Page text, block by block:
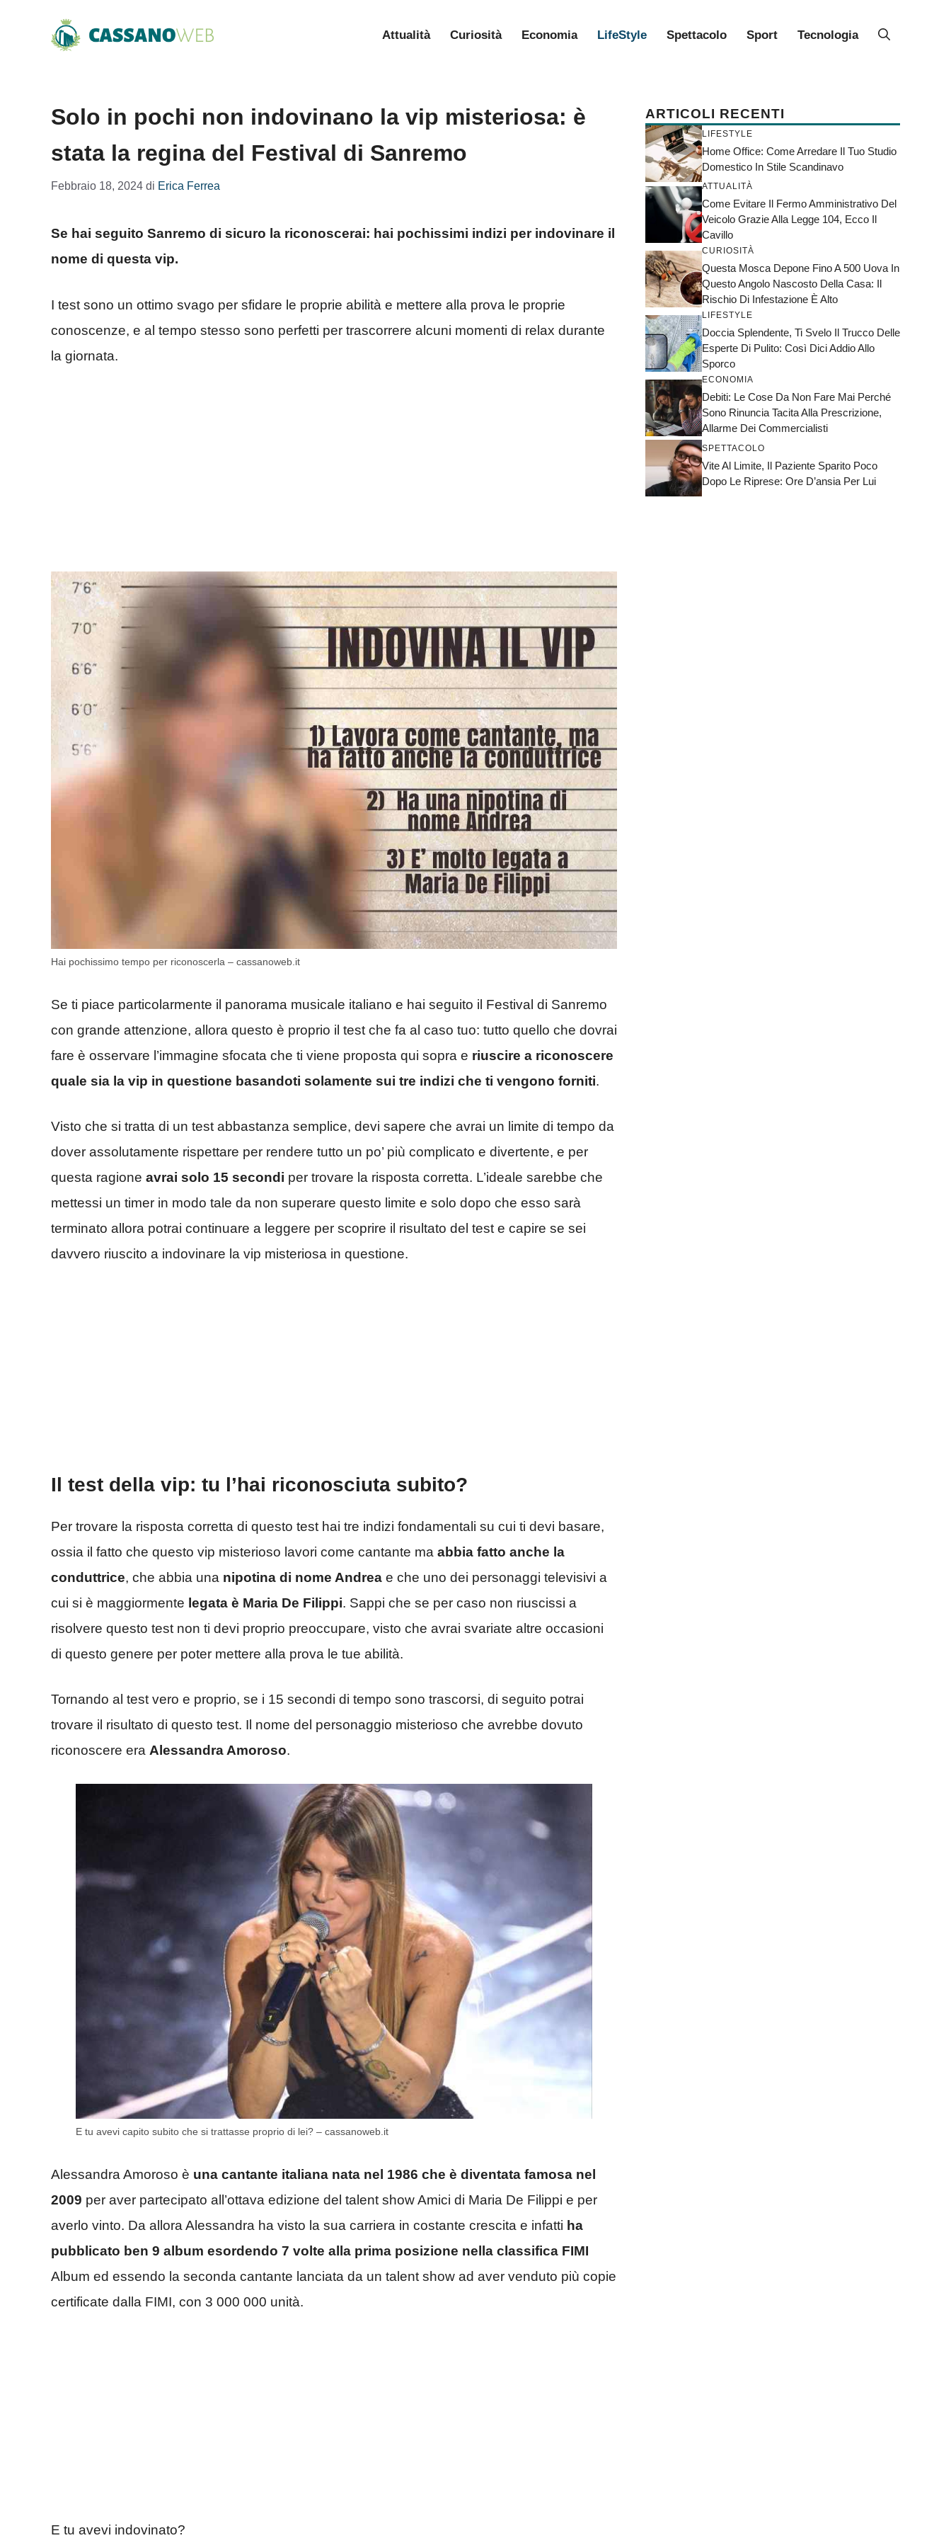
Attualità Curiosità Economia LifeStyle Spettacolo Sport Tecnologia
Solo in pochi non indovinano la vip misteriosa: è
stata la regina del Festival di Sanremo
Febbraio 18, 2024 di Erica Ferrea
Se hai seguito Sanremo di sicuro la riconoscerai: hai pochissimi indizi per indovinare il
nome di questa vip.
I test sono un ottimo svago per sfidare le proprie abilità e mettere alla prova le proprie
conoscenze, e al tempo stesso sono perfetti per trascorrere alcuni momenti di relax durante
la giornata.
Hai pochissimo tempo per riconoscerla – cassanoweb.it
Se ti piace particolarmente il panorama musicale italiano e hai seguito il Festival di Sanremo
con grande attenzione, allora questo è proprio il test che fa al caso tuo: tutto quello che dovrai
fare è osservare l’immagine sfocata che ti viene proposta qui sopra e riuscire a riconoscere
quale sia la vip in questione basandoti solamente sui tre indizi che ti vengono forniti.
Visto che si tratta di un test abbastanza semplice, devi sapere che avrai un limite di tempo da
dover assolutamente rispettare per rendere tutto un po’ più complicato e divertente, e per
questa ragione avrai solo 15 secondi per trovare la risposta corretta. L’ideale sarebbe che
mettessi un timer in modo tale da non superare questo limite e solo dopo che esso sarà
terminato allora potrai continuare a leggere per scoprire il risultato del test e capire se sei
davvero riuscito a indovinare la vip misteriosa in questione.
Il test della vip: tu l’hai riconosciuta subito?
Per trovare la risposta corretta di questo test hai tre indizi fondamentali su cui ti devi basare,
ossia il fatto che questo vip misterioso lavori come cantante ma abbia fatto anche la
conduttrice, che abbia una nipotina di nome Andrea e che uno dei personaggi televisivi a
cui si è maggiormente legata è Maria De Filippi. Sappi che se per caso non riuscissi a
risolvere questo test non ti devi proprio preoccupare, visto che avrai svariate altre occasioni
di questo genere per poter mettere alla prova le tue abilità.
Tornando al test vero e proprio, se i 15 secondi di tempo sono trascorsi, di seguito potrai
trovare il risultato di questo test. Il nome del personaggio misterioso che avrebbe dovuto
riconoscere era Alessandra Amoroso.
E tu avevi capito subito che si trattasse proprio di lei? – cassanoweb.it
Alessandra Amoroso è una cantante italiana nata nel 1986 che è diventata famosa nel
2009 per aver partecipato all’ottava edizione del talent show Amici di Maria De Filippi e per
averlo vinto. Da allora Alessandra ha visto la sua carriera in costante crescita e infatti ha
pubblicato ben 9 album esordendo 7 volte alla prima posizione nella classifica FIMI
Album ed essendo la seconda cantante lanciata da un talent show ad aver venduto più copie
certificate dalla FIMI, con 3 000 000 unità.
E tu avevi indovinato?
ARTICOLI RECENTI
LIFESTYLE
Home Office: Come Arredare Il Tuo Studio
Domestico In Stile Scandinavo
ATTUALITÀ
Come Evitare Il Fermo Amministrativo Del
Veicolo Grazie Alla Legge 104, Ecco Il
Cavillo
CURIOSITÀ
Questa Mosca Depone Fino A 500 Uova In
Questo Angolo Nascosto Della Casa: Il
Rischio Di Infestazione È Alto
LIFESTYLE
Doccia Splendente, Ti Svelo Il Trucco Delle
Esperte Di Pulito: Così Dici Addio Allo
Sporco
ECONOMIA
Debiti: Le Cose Da Non Fare Mai Perché
Sono Rinuncia Tacita Alla Prescrizione,
Allarme Dei Commercialisti
SPETTACOLO
Vite Al Limite, Il Paziente Sparito Poco
Dopo Le Riprese: Ore D’ansia Per Lui